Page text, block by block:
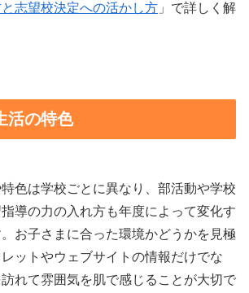
志望校決定への活かし方 」で詳しく解
活の特色
色は学校ごとに異なり、部活動や学校
導の力の入れ方も年度によって変化す
お子さまに合った環境かどうかを見極
ットやウェブサイトの情報だけでな
れて雰囲気を肌で感じることが大切で